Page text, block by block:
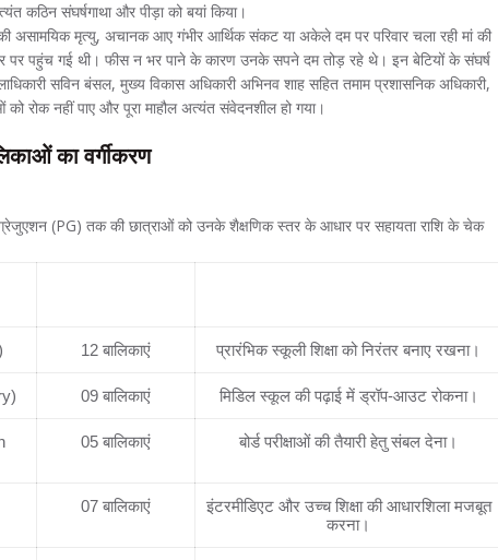
संघर्षगाथा और पीड़ा को बयां किया।
असामयिक मृत्यु, अचानक आए गंभीर आर्थिक संकट या अकेले दम पर परिवार चला रही मां की
पर पहुंच गई थी। फीस न भर पाने के कारण उनके सपने दम तोड़ रहे थे। इन बेटियों के संघर्ष
सविन बंसल, मुख्य विकास अधिकारी अभिनव शाह सहित तमाम प्रशासनिक अधिकारी,
रोक नहीं पाए और पूरा माहौल अत्यंत संवेदनशील हो गया।
का वर्गीकरण
(PG) तक की छात्राओं को उनके शैक्षणिक स्तर के आधार पर सहायता राशि के चेक
12 बालिकाएं प्रारंभिक स्कूली शिक्षा को निरंतर बनाए रखना।
09 बालिकाएं मिडिल स्कूल की पढ़ाई में ड्रॉप-आउट रोकना।
05 बालिकाएं बोर्ड परीक्षाओं की तैयारी हेतु संबल देना।
07 बालिकाएं
इंटरमीडिएट और उच्च शिक्षा की आधारशिला मजबूत
करना।